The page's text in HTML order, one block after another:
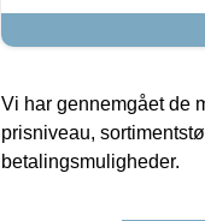
Vi har gennemgået de
prisniveau,
betalingsmuligheder.